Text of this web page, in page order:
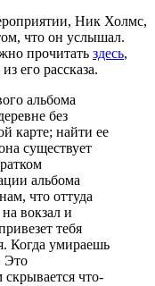
Ник Холмс,
что он услышал.
прочитать здесь,
его рассказа.
альбома
без
карте; найти ее
существует
альбома
что оттуда
вокзал и
тебя
Когда умираешь
Это
что-